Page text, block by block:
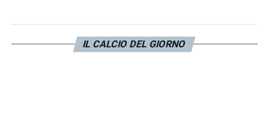
Ucraina. Kean in Nazionale azzurra ha
giocato 10 minuti, mentre Vlahovic 95 con la
IL CALCIO DEL GIORNO